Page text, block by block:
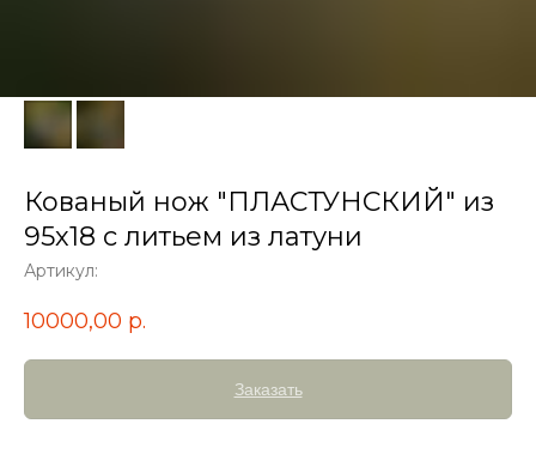
Кованый нож "ПЛАСТУНСКИЙ"​ из
95х18 с литьем из латуни
Артикул:
10000,00 р.
Заказать